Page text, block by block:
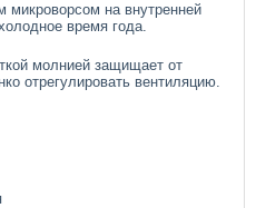
микроворсом на внутренней
время года.
молнией защищает от
отрегулировать вентиляцию.